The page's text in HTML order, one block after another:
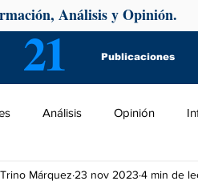
21 Publicaciones
Análisis y Opinión.
Análisis Opinión
Trino Márquez 23 nov 2023 4 min de